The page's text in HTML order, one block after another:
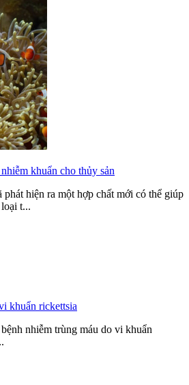
khuẩn cho thủy sản
hiện ra một hợp chất mới có thể giúp
t...
khuẩn rickettsia
nhiễm trùng máu do vi khuẩn